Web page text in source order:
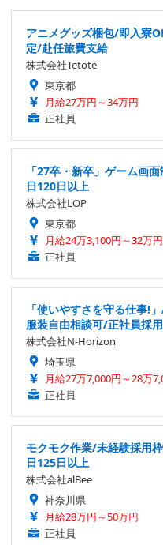
アニメグッズ梱包/即入寮
定/赴任旅費支給
株式会社Tetote
東京都
月給27万円～34万円
正社員
「27卒・新卒」ゲーム画
日120日以上
株式会社LOP
東京都
月給24万3,100円～32万円
正社員
「使いやすさを守る仕事!
服装自由相談可/正社員採
株式会社N-Horizon
埼玉県
月給27万7,000円～28万
正社員
モクモク作業/未経験採用
日125日以上
株式会社alBee
神奈川県
月給28万円～50万円
正社員